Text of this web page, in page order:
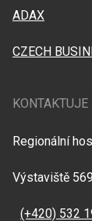
ADAX
CZECH
KONTAKTUJE
Regionální
Výstaviště
(+420) 532